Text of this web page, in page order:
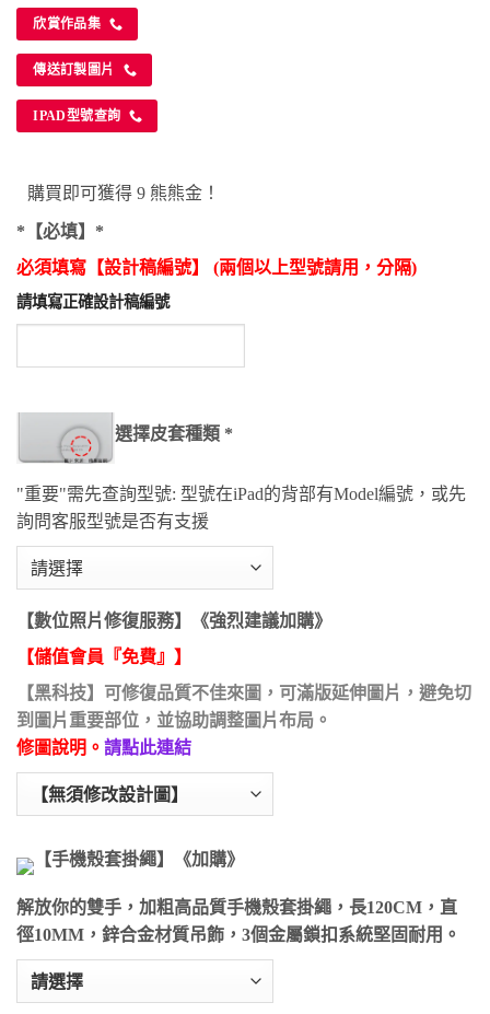
欣賞作品集
傳送訂製圖片
IPAD型號查詢
購買即可獲得 9 熊熊金！
*【必填】*
必須填寫【設計稿編號】 (兩個以上型號請用，分隔)
請填寫正確設計稿編號
選擇皮套種類 *
"重要"需先查詢型號: 型號在iPad的背部有Model編號，或先
詢問客服型號是否有支援
【數位照片修復服務】《強烈建議加購》
【儲值會員『免費』】
【黑科技】可修復品質不佳來圖，可滿版延伸圖片，避免切
到圖片重要部位，並協助調整圖片布局。
修圖說明。 請點此連結
【手機殼套掛繩】《加購》
解放你的雙手，加粗高品質手機殼套掛繩，長120CM，直
徑10MM，鋅合金材質吊飾，3個金屬鎖扣系統堅固耐用。